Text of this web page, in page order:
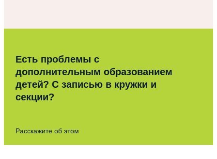
Есть проблемы с
дополнительным образованием
детей? С записью в кружки и
секции?
Расскажите об этом